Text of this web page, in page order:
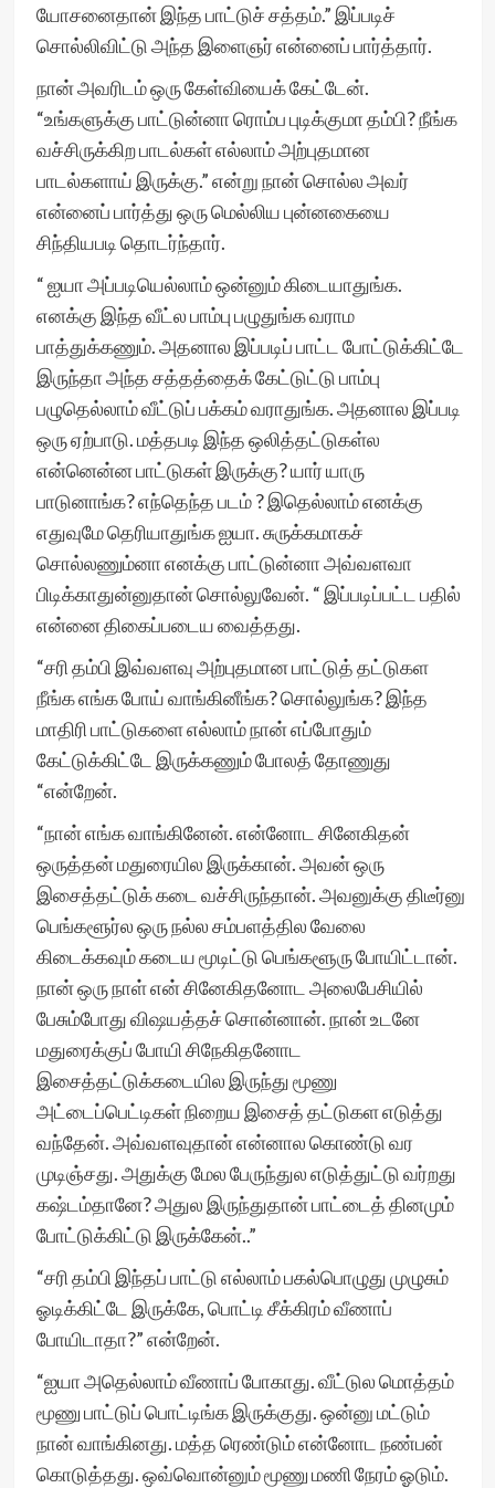
யோசனைதான் இந்த பாட்டுச் சத்தம்.” இப்படிச்
சொல்லிவிட்டு அந்த இளைஞர் என்னைப் பார்த்தார்.
நான் அவரிடம் ஒரு கேள்வியைக் கேட்டேன்.
“உங்களுக்கு பாட்டுன்னா ரொம்ப புடிக்குமா தம்பி? நீங்க
வச்சிருக்கிற பாடல்கள் எல்லாம் அற்புதமான
பாடல்களாய் இருக்கு.” என்று நான் சொல்ல அவர்
என்னைப் பார்த்து ஒரு மெல்லிய புன்னகையை
சிந்தியபடி தொடர்ந்தார்.
“ ஐயா அப்படியெல்லாம் ஒன்னும் கிடையாதுங்க.
எனக்கு இந்த வீட்ல பாம்பு பழுதுங்க வராம
பாத்துக்கணும். அதனால இப்படிப் பாட்ட போட்டுக்கிட்டே
இருந்தா அந்த சத்தத்தைக் கேட்டுட்டு பாம்பு
பழுதெல்லாம் வீட்டுப் பக்கம் வராதுங்க. அதனால இப்படி
ஒரு ஏற்பாடு. மத்தபடி இந்த ஒலித்தட்டுகள்ல
என்னென்ன பாட்டுகள் இருக்கு? யார் யாரு
பாடுனாங்க? எந்தெந்த படம் ? இதெல்லாம் எனக்கு
எதுவுமே தெரியாதுங்க ஐயா. சுருக்கமாகச்
சொல்லணும்னா எனக்கு பாட்டுன்னா அவ்வளவா
பிடிக்காதுன்னுதான் சொல்லுவேன். “ இப்படிப்பட்ட பதில்
என்னை திகைப்படைய வைத்தது.
“சரி தம்பி இவ்வளவு அற்புதமான பாட்டுத் தட்டுகள
நீங்க எங்க போய் வாங்கினீங்க? சொல்லுங்க? இந்த
மாதிரி பாட்டுகளை எல்லாம் நான் எப்போதும்
கேட்டுக்கிட்டே இருக்கணும் போலத் தோணுது
“என்றேன்.
“நான் எங்க வாங்கினேன். என்னோட சினேகிதன்
ஒருத்தன் மதுரையில இருக்கான். அவன் ஒரு
இசைத்தட்டுக் கடை வச்சிருந்தான். அவனுக்கு திடீர்னு
பெங்களூர்ல ஒரு நல்ல சம்பளத்தில வேலை
கிடைக்கவும் கடைய மூடிட்டு பெங்களூரு போயிட்டான்.
நான் ஒரு நாள் என் சினேகிதனோட அலைபேசியில்
பேசும்போது விஷயத்தச் சொன்னான். நான் உடனே
மதுரைக்குப் போயி சிநேகிதனோட
இசைத்தட்டுக்கடையில இருந்து மூணு
அட்டைப்பெட்டிகள் நிறைய இசைத் தட்டுகள எடுத்து
வந்தேன். அவ்வளவுதான் என்னால கொண்டு வர
முடிஞ்சது. அதுக்கு மேல பேருந்துல எடுத்துட்டு வர்றது
கஷ்டம்தானே? அதுல இருந்துதான் பாட்டைத் தினமும்
போட்டுக்கிட்டு இருக்கேன்..”
“சரி தம்பி இந்தப் பாட்டு எல்லாம் பகல்பொழுது முழுசும்
ஓடிக்கிட்டே இருக்கே, பொட்டி சீக்கிரம் வீணாப்
போயிடாதா?” என்றேன்.
“ஐயா அதெல்லாம் வீணாப் போகாது. வீட்டுல மொத்தம்
மூணு பாட்டுப் பொட்டிங்க இருக்குது. ஒன்னு மட்டும்
நான் வாங்கினது. மத்த ரெண்டும் என்னோட நண்பன்
கொடுத்தது. ஒவ்வொன்னும் மூணு மணி நேரம் ஓடும்.